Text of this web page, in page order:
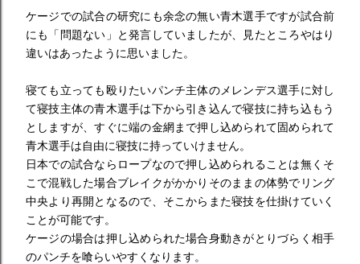
ケージでの試合の研究にも余念の無い青木選手ですが試合前
にも「問題ない」と発言していましたが、見たところやはり
違いはあったように思いました。
寝ても立っても殴りたいパンチ主体のメレンデス選手に対し
て寝技主体の青木選手は下から引き込んで寝技に持ち込もう
としますが、すぐに端の金網まで押し込められて固められて
青木選手は自由に寝技に持っていけません。
日本での試合ならロープなので押し込められることは無くそ
こで混戦した場合ブレイクがかかりそのままの体勢でリング
中央より再開となるので、そこからまた寝技を仕掛けていく
ことが可能です。
ケージの場合は押し込められた場合身動きがとりづらく相手
のパンチを喰らいやすくなります。